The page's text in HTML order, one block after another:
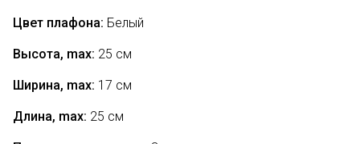
Цвет плафона: Белый
Высота, max: 25 см
Ширина, max: 17 см
Длина, max: 25 см